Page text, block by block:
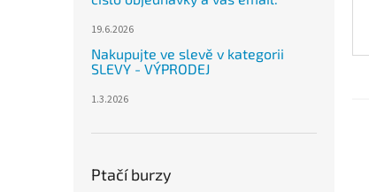
19.6.2026
Nakupujte ve slevě v kategorii
SLEVY - VÝPRODEJ
1.3.2026
Ptačí burzy